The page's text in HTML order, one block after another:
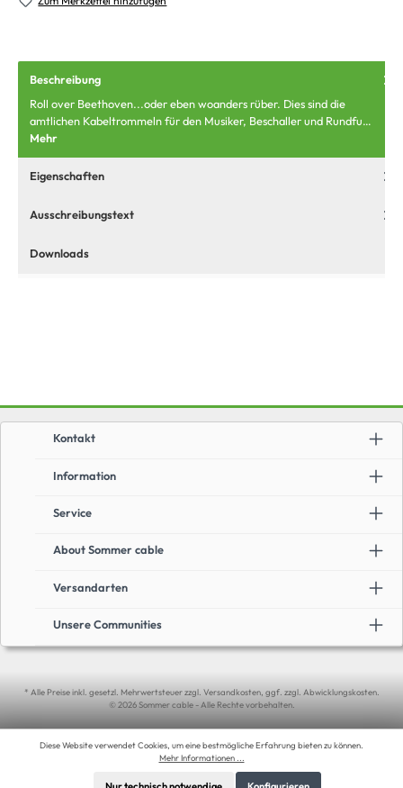
Beschreibung
Roll over Beethoven...oder eben woanders rüber. Dies sind die
amtlichen Kabeltrommeln für den Musiker, Beschaller und Rundfu…
Mehr
Eigenschaften
Ausschreibungstext
Downloads
Information
Service
About Sommer cable
Versandarten
Unsere Communities
Kontakt
* Alle Preise inkl. gesetzl. Mehrwertsteuer zzgl. Versandkosten, ggf. zzgl. Abwicklungskosten.
© 2026 Sommer cable - Alle Rechte vorbehalten.
Diese Website verwendet Cookies, um eine bestmögliche Erfahrung bieten zu können.
Mehr Informationen ...